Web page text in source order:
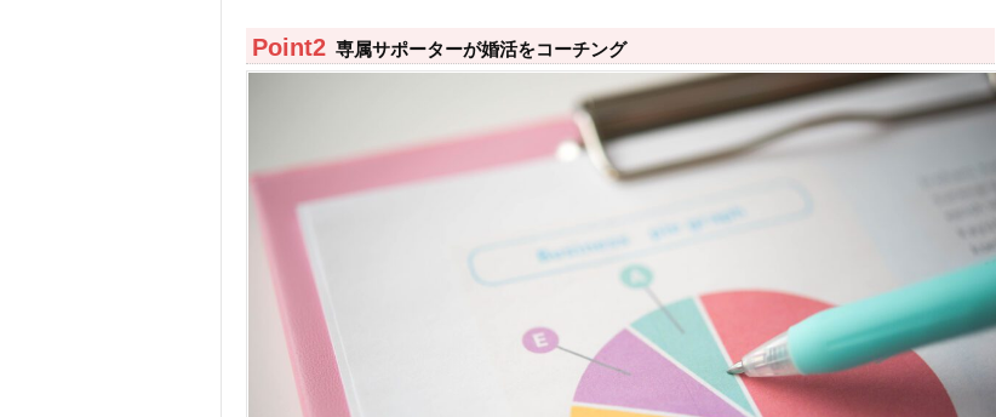
専属サポーターが婚活をコーチング